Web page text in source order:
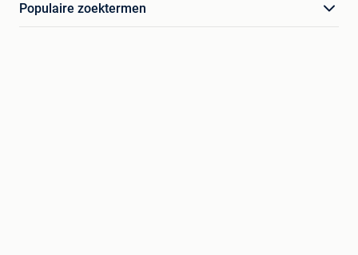
Populaire zoektermen